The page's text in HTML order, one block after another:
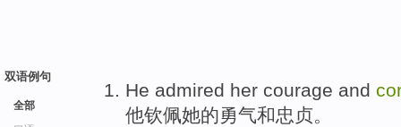
双语例句
全部
He admired her courage and
他钦佩她的勇气和忠贞。